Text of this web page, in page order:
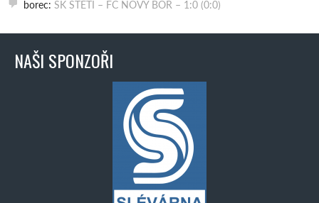
borec: SK ŠTĚTÍ – FC NOVÝ BOR – 1:0 (0:0)
NAŠI SPONZOŘI